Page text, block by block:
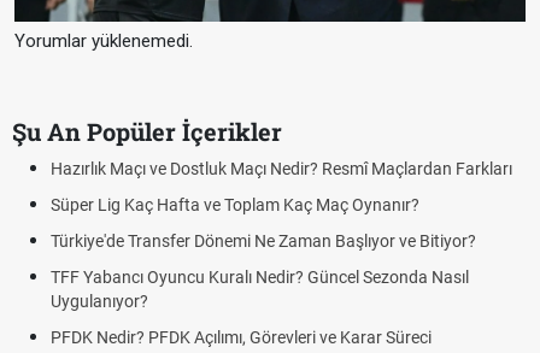
Yorumlar yüklenemedi.
Şu An Popüler İçerikler
Puan Durumunda AG, OM ve Diğer Kısaltmalar Ne Anlama Gelir?
Skor Ne Demek? Sporda Skor ve Sonuç Kavramları
Futbol Nasıl Oynanır? Temel Futbol Kuralları
Deplasman Golü Kuralı Nedir? Hangi Organizasyonlarda
Uygulanıyor?
DGS Sonuçları Ne Zaman Açıklanacak 2026? ÖSYM Sonuç